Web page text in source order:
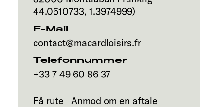
44.0510733, 1.3974999)
E-Mail
contact@macardloisirs.fr
Telefonnummer
+33 7 49 60 86 37
Få rute Anmod om en aftale